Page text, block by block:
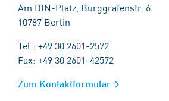
Am DIN-Platz, Burggrafenstr. 6
10787 Berlin
Tel.: +49 30 2601-2572
Fax: +49 30 2601-42572
Zum Kontaktformular